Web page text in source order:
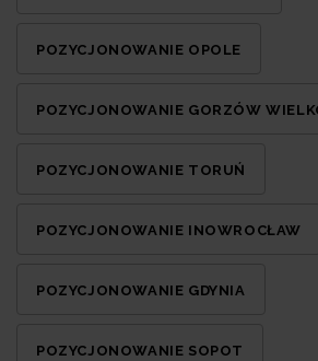
POZYCJONOWANIE OPOLE
POZYCJONOWANIE GORZÓW
POZYCJONOWANIE TORUŃ
POZYCJONOWANIE INOWROCŁAW
POZYCJONOWANIE GDYNIA
POZYCJONOWANIE SOPOT